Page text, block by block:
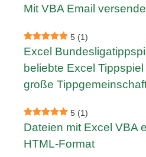
Mit VBA Email
5 (1)
Excel
beliebte Excel
große
5 (1)
Dateien mit Excel VBA
HTML-Format